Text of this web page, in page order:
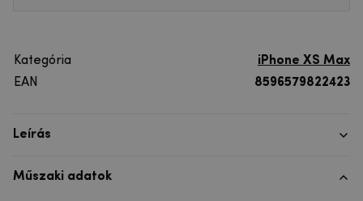
Kategória
iPhone XS Max
EAN
8596579822423
Leírás
Műszaki adatok